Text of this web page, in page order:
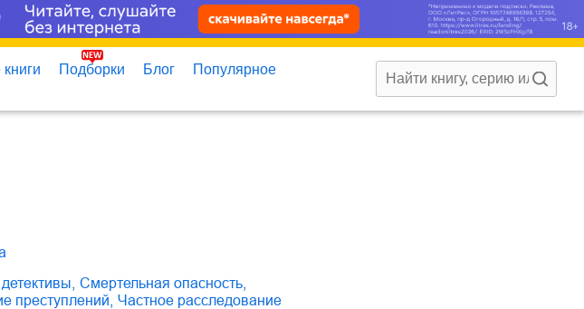
Подборки Блог
Популярное
смертельная опасность
преступлений
частное расследование